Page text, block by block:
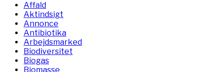
Affald
Aktindsigt
Annonce
Antibiotika
Arbejdsmarked
Biodiversitet
Biogas
Biomasse